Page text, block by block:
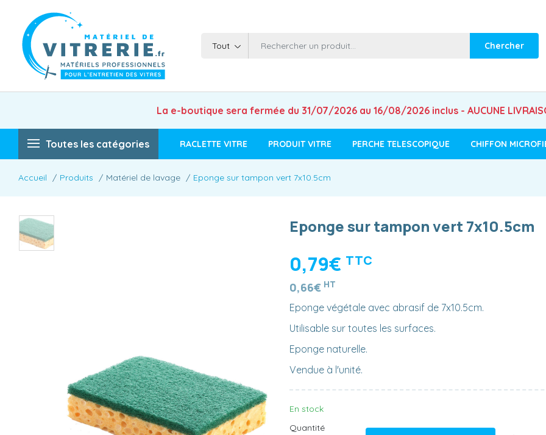
Tout Chercher
La e-boutique sera fermée du 31/07/2026 au 16/08/2026 inclus - AUCUNE
Toutes les catégories RACLETTE VITRE PRODUIT VITRE PERCHE TELESCOPIQUE CHIFFON
Accueil Produits Matériel de lavage Eponge sur tampon vert 7x10.5cm
Eponge sur tampon vert 7x10.5cm
0,79€ TTC
0,66€ HT
Eponge végétale avec abrasif de 7x10.5cm.
Utilisable sur toutes les surfaces.
Eponge naturelle.
Vendue à l'unité.
En stock
Quantité